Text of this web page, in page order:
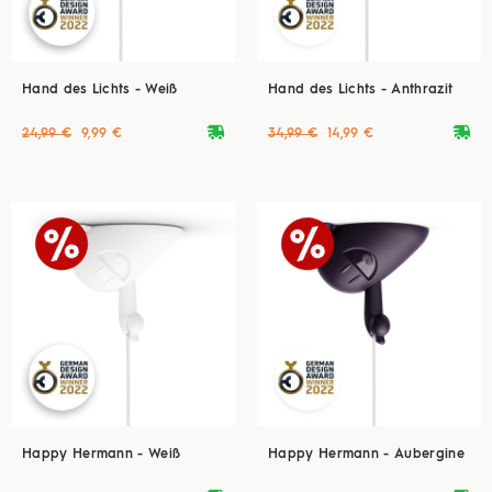
Hand des Lichts - Weiß
deliveryvan
24,99 € 9,99 €
Hand des Lichts - Anthrazit
deliveryvan
34,99 € 14,99 €
Happy Hermann - Weiß Happy Hermann - Aubergine